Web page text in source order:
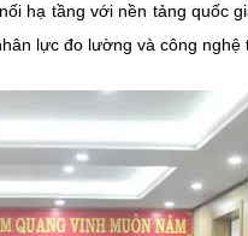
hạ tầng với nền tảng quốc
lực đo lường và công nghệ